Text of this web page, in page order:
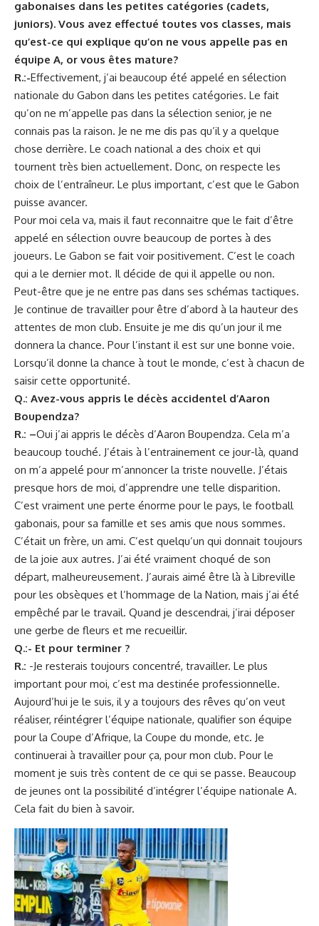
gabonaises dans les petites catégories (cadets,
juniors). Vous avez effectué toutes vos classes, mais
qu’est-ce qui explique qu’on ne vous appelle pas en
équipe A, or vous êtes mature?
R.:-Effectivement, j’ai beaucoup été appelé en sélection
nationale du Gabon dans les petites catégories. Le fait
qu’on ne m’appelle pas dans la sélection senior, je ne
connais pas la raison. Je ne me dis pas qu’il y a quelque
chose derrière. Le coach national a des choix et qui
tournent très bien actuellement. Donc, on respecte les
choix de l’entraîneur. Le plus important, c’est que le Gabon
puisse avancer.
Pour moi cela va, mais il faut reconnaitre que le fait d’être
appelé en sélection ouvre beaucoup de portes à des
joueurs. Le Gabon se fait voir positivement. C’est le coach
qui a le dernier mot. Il décide de qui il appelle ou non.
Peut-être que je ne entre pas dans ses schémas tactiques.
Je continue de travailler pour être d’abord à la hauteur des
attentes de mon club. Ensuite je me dis qu’un jour il me
donnera la chance. Pour l’instant il est sur une bonne voie.
Lorsqu’il donne la chance à tout le monde, c’est à chacun de
saisir cette opportunité.
Q.: Avez-vous appris le décès accidentel d’Aaron
Boupendza?
R.: –Oui j’ai appris le décès d’Aaron Boupendza. Cela m’a
beaucoup touché. J’étais à l’entrainement ce jour-là, quand
on m’a appelé pour m’annoncer la triste nouvelle. J’étais
presque hors de moi, d’apprendre une telle disparition.
C’est vraiment une perte énorme pour le pays, le football
gabonais, pour sa famille et ses amis que nous sommes.
C’était un frère, un ami. C’est quelqu’un qui donnait toujours
de la joie aux autres. J’ai été vraiment choqué de son
départ, malheureusement. J’aurais aimé être là à Libreville
pour les obsèques et l’hommage de la Nation, mais j’ai été
empêché par le travail. Quand je descendrai, j’irai déposer
une gerbe de fleurs et me recueillir.
Q.:- Et pour terminer ?
R.: -Je resterais toujours concentré, travailler. Le plus
important pour moi, c’est ma destinée professionnelle.
Aujourd’hui je le suis, il y a toujours des rêves qu’on veut
réaliser, réintégrer l’équipe nationale, qualifier son équipe
pour la Coupe d’Afrique, la Coupe du monde, etc. Je
continuerai à travailler pour ça, pour mon club. Pour le
moment je suis très content de ce qui se passe. Beaucoup
de jeunes ont la possibilité d’intégrer l’équipe nationale A.
Cela fait du bien à savoir.